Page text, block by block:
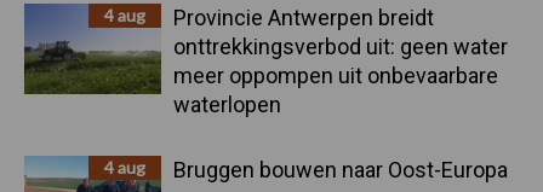
4 aug
Provincie Antwerpen breidt
onttrekkingsverbod uit: geen water
meer oppompen uit onbevaarbare
waterlopen
4 aug Bruggen bouwen naar Oost-Europa